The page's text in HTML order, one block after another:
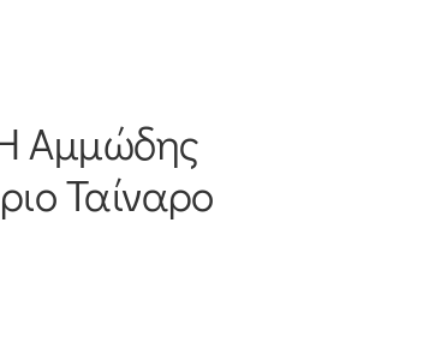
Αμμώδης
Ταίναρο